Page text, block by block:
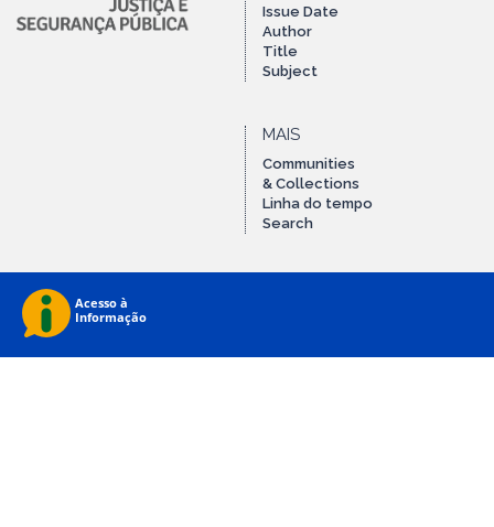
Issue Date
Author
Title
Subject
MAIS
Communities
& Collections
Linha do tempo
Search